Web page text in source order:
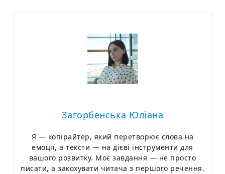
Загорбенська Юліана
Я — копірайтер, який перетворює слова на
емоції, а тексти — на дієві інструменти для
вашого розвитку. Моє завдання — не просто
писати, а закохувати читача з першого речення.